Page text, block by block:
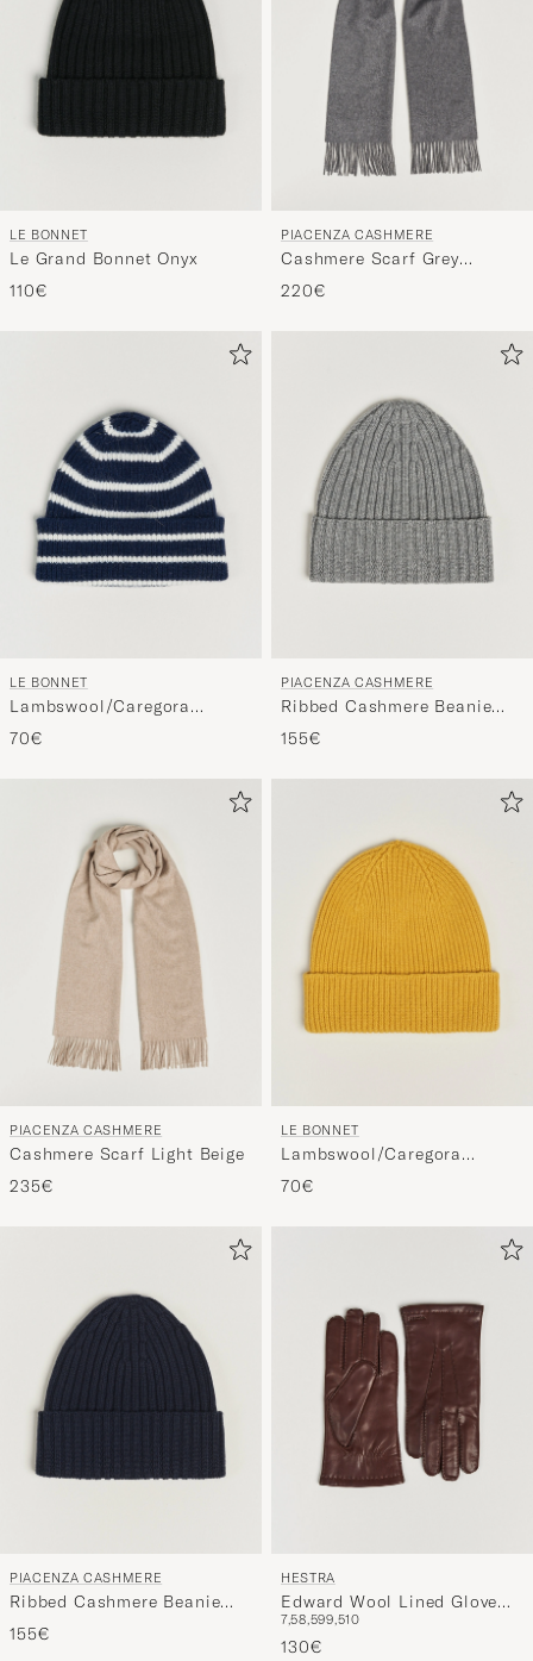
Stil"
aktivieren
und
erleben
Sie
Auswahl,
nun
LE BONNET
Le Grand Bonnet Onyx
110€
PIACENZA CASHMERE
Cashmere Scarf Grey
Melange
220€
LE BONNET
Lambswool/Caregora
70€
PIACENZA CASHMERE
Ribbed Cashmere Beanie
Grey Melange
155€
PIACENZA CASHMERE
Cashmere Scarf Light Beige
235€
LE BONNET
Lambswool/Caregora
Beanie Mustard
70€
PIACENZA CASHMERE
Ribbed Cashmere Beanie
Navy
155€
HESTRA
Edward Wool Lined Glove
Chestnut
7,58,599,510
130€